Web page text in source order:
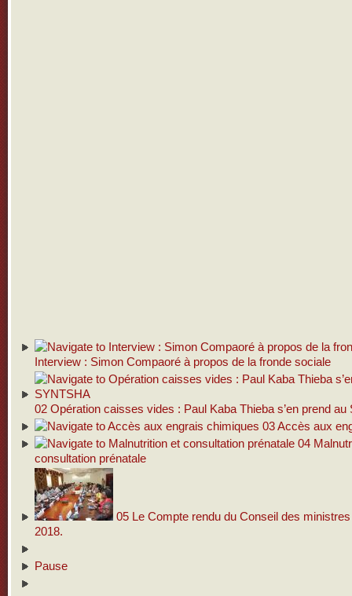
Interview : Simon Compaoré à propos de la fronde sociale
02 Opération caisses vides : Paul Kaba Thieba s’en prend au
03Accès aux
04
consultation prénatale
05 Le Compte rendu du Conseil des
2018.
Pause